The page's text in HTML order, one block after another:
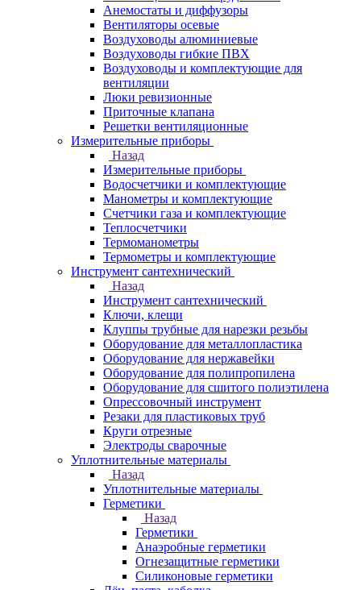
Анемостаты и диффузоры
Вентиляторы осевые
Воздуховоды алюминиевые
Воздуховоды гибкие ПВХ
Воздуховоды и комплектующие для
вентиляции
Люки ревизионные
Приточные клапана
Решетки вентиляционные
Измерительные приборы
Назад
Измерительные приборы
Водосчетчики и комплектующие
Манометры и комплектующие
Счетчики газа и комплектующие
Теплосчетчики
Термоманометры
Термометры и комплектующие
Инструмент сантехнический
Назад
Инструмент сантехнический
Ключи, клещи
Клуппы трубные для нарезки резьбы
Оборудование для металлопластика
Оборудование для нержавейки
Оборудование для полипропилена
Оборудование для сшитого полиэтилена
Опрессовочный инструмент
Резаки для пластиковых труб
Круги отрезные
Электроды сварочные
Уплотнительные материалы
Назад
Уплотнительные материалы
Герметики
Назад
Герметики
Анаэробные герметики
Огнезащитные герметики
Силиконовые герметики